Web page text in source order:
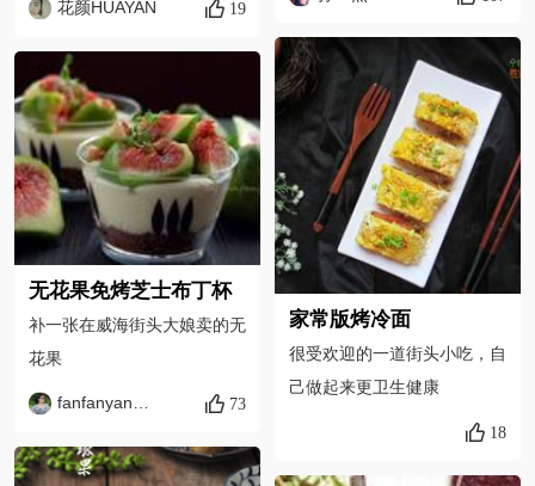
膜包起来,像不像街头卖的呢?
花颜HUAYAN 19
无花果免烤芝士布丁杯
补一张在威海街头大娘卖的无
花果
fanfanyang在魔都 73
家常版烤冷面
很受欢迎的一道街头小吃，自
己做起来更卫生健康
18